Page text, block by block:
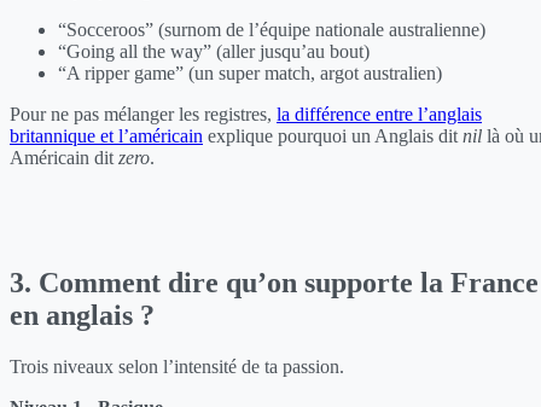
“Socceroos” (surnom de l’équipe nationale australienne)
“Going all the way” (aller jusqu’au bout)
“A ripper game” (un super match, argot australien)
Pour ne pas mélanger les registres, la différence entre l’anglais
britannique et l’américain explique pourquoi un Anglais dit nil là où
Américain dit zero.
3. Comment dire qu’on supporte la France
en anglais ?
Trois niveaux selon l’intensité de ta passion.